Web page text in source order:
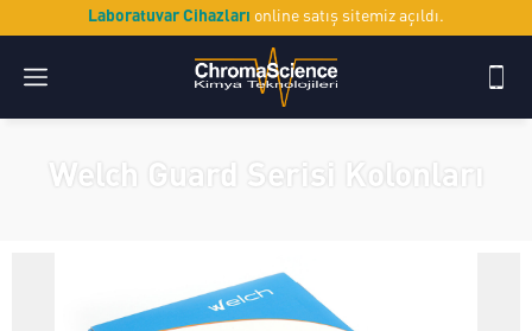
Laboratuvar Cihazları online satış sitemiz açıldı.
Welch Guard Serisi Kolonları